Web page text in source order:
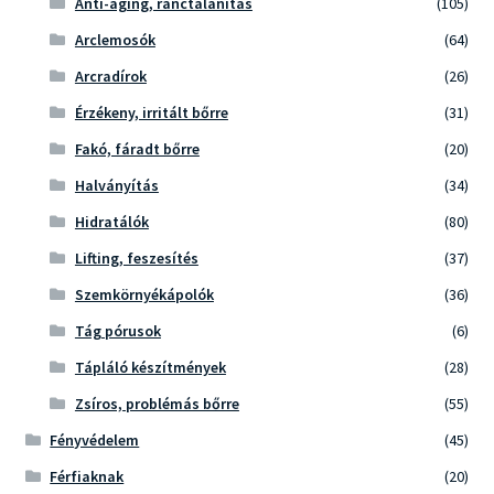
Arclemosók
(64)
Arcradírok
(26)
Érzékeny, irritált bőrre
(31)
Fakó, fáradt bőrre
(20)
Halványítás
(34)
Hidratálók
(80)
Lifting, feszesítés
(37)
Szemkörnyékápolók
(36)
Tág pórusok
(6)
Tápláló készítmények
(28)
Zsíros, problémás bőrre
(55)
Fényvédelem
(45)
Férfiaknak
(20)